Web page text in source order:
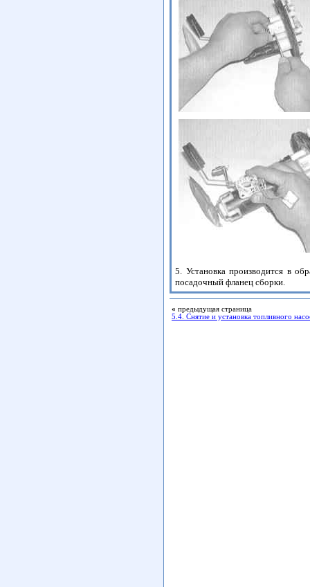
5. Установка производится в
посадочный фланец сборки.
« предыдущая страница
5.4. Снятие и установка топливного